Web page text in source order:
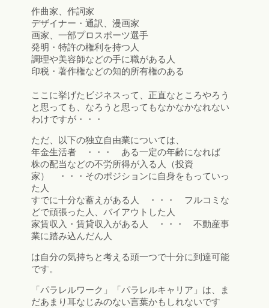
作曲家、作詞家
デザイナー・通訳、漫画家
画家、一部プロスポーツ選手
発明・特許の権利を持つ人
調理や美容師などの手に職がある人
印税・著作権などの知的所有権のある
ここに挙げたビジネスって、正直なところやろう
と思っても、なろうと思ってもなかなかなれない
わけですが・・・
ただ、以下の独立自由業については、
年金生活者 ・・・ ある一定の年齢になれば
株の配当などの不労所得が入る人（投資
家） ・・・そのポジションに自身をもっていっ
た人
すでに十分な蓄えがある人 ・・・ フルコミな
どで頑張った人、バイアウトした人
家賃収入・賃貸収入がある人 ・・・ 不動産事
業に踏み込んだん人
は自分の気持ちと考える頭一つで十分に到達可能
です。
「パラレルワーク」「パラレルキャリア」は、ま
だあまり耳なじみのない言葉かもしれないです